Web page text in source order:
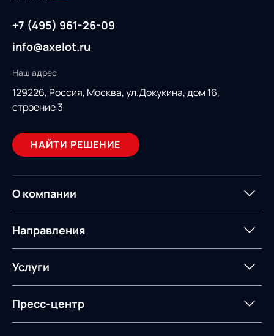
+7 (495) 961-26-09
info@axelot.ru
Наш адрес
129226, Россия, Москва, ул.Докукина, дом 16,
строение 3
НАЙТИ РЕШЕНИЕ
О компании
О компании
ИТ-аккредитация
Импортозамещение
Направления
Управление цепями
поставок
Управление складами
Услуги
Логистический
консалтинг
Пресс-центр